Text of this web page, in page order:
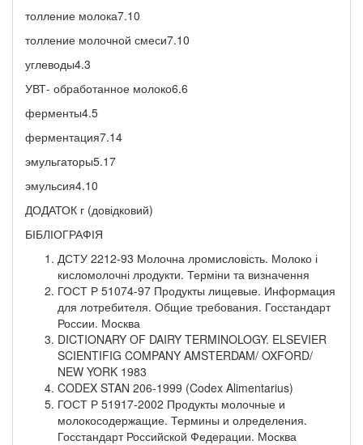
толление молока7.10
толление молочной смеси7.10
углеводы4.3
УВТ- обработанное молоко6.6
ферменты4.5
ферментация7.14
эмульгаторы5.17
эмульсия4.10
ДОДАТОК г (довідковий)
БІБЛІОГРАФІЯ
ДСТУ 2212-93 Молочна лромисловість. Молоко і
кисломолочні лродукти. Терміни та визначення
ГОСТ Р 51074-97 Продукты лищевые. Информация
для лотребителя. Общие требования. Госстандарт
России. Москва
DICTIONARY OF DAIRY TERMINOLOGY. ELSEVIER
SCIENTIFIG COMPANY AMSTERDAM/ OXFORD/
NEW YORK 1983
CODEX STAN 206-1999 (Codex Alimentarius)
ГОСТ Р 51917-2002 Продукты молочные и
молокосодержащие. Термины и олределения.
Госстандарт Российской Федерации. Москва